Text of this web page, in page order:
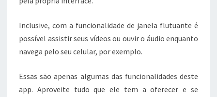
Inclusive, com a funcionalidade de janela flutuante é
possível assistir seus vídeos ou ouvir o áudio enquanto
navega pelo seu celular, por exemplo.
Essas são apenas algumas das funcionalidades deste
app. Aproveite tudo que ele tem a oferecer e se